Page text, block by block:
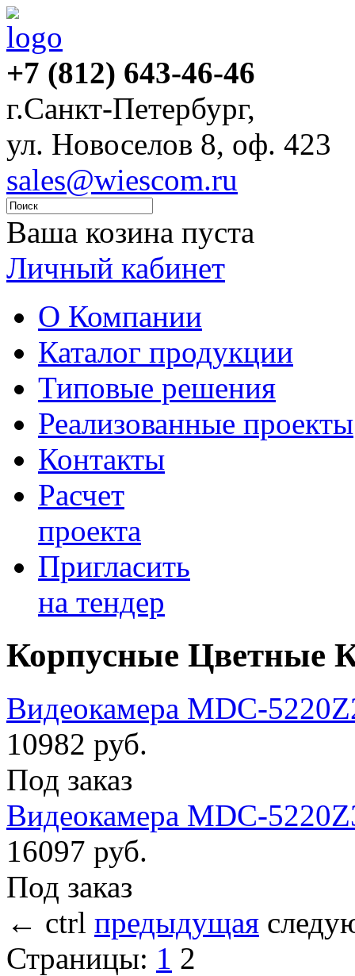
+7 (812) 643-46-46
г.Санкт-Петербург,
ул. Новоселов 8, оф. 423
sales@wiescom.ru
Ваша козина пуста
Личный кабинет
О Компании
Каталог продукции
Типовые решения
Реализованные проекты
Контакты
Расчет
проекта
Пригласить
на тендер
Корпусные Цветные
Видеокамера MDC-
10982 руб.
Под заказ
Видеокамера MDC-
16097 руб.
Под заказ
← ctrl предыдущая
Страницы: 1 2